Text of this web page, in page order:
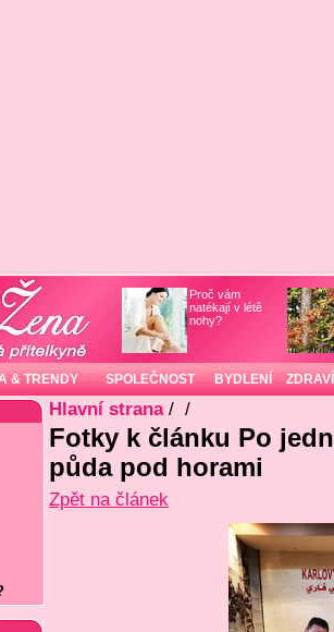
Proč vám
natékají v létě
nohy?
& TRENDY SPOLEČNOST BYDLENÍ ZDRAVÍ
Hlavní strana/ /
Fotky k článku Po
půda pod horami
Zpět na článek